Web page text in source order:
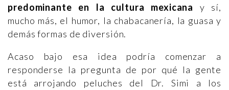
predominante en la cultura mexicana y sí,
mucho más, el humor, la chabacanería, la guasa y
demás formas de diversión.
Acaso bajo esa idea podría comenzar a
responderse la pregunta de por qué la gente
está arrojando peluches del Dr. Simi a los